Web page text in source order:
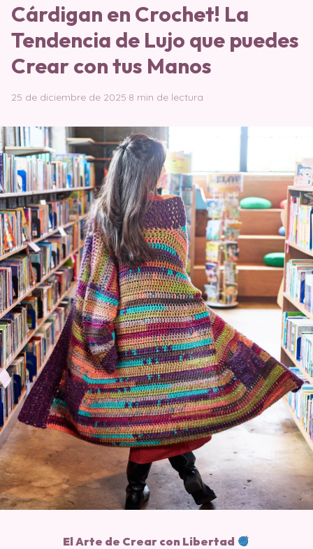
Cárdigan en Crochet! La
Tendencia de Lujo que puedes
Crear con tus Manos
25 de diciembre de 2025·8 min de lectura
El Arte de Crear con Libertad